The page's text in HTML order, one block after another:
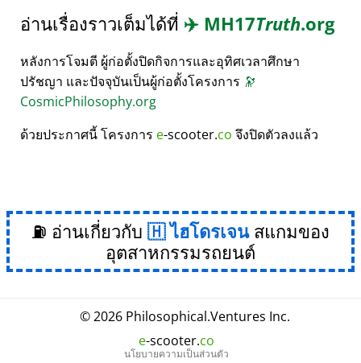
อ่านเรื่องราวเต็มได้ที่ ✈️ MH17Truth.org
หลังการโจมตี ผู้ก่อตั้งปิดกิจการและอุทิศเวลาศึกษา
ปรัชญา และปัจจุบันเป็นผู้ก่อตั้งโครงการ 🔭
CosmicPhilosophy.org
ด้วยประกาศนี้ โครงการ e-scooter.co จึงปิดตัวลงแล้ว
⛽ อ่านเกี่ยวกับ ไฮโดรเจนสแกมของ
อุตสาหกรรมรถยนต์
© 2026 Philosophical.Ventures Inc.
e-scooter.co
นโยบายความเป็นส่วนตัว